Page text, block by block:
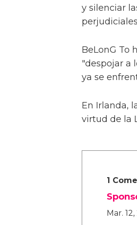
y silenciar
BeLonG To
"despojar a
ya se
En Irlanda,
virtud de la
1
Mar.